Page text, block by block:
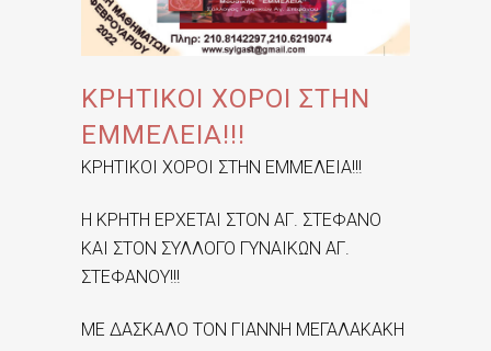
ΚΡΗΤΙΚΟΙ ΧΟΡΟΙ ΣΤΗΝ
ΕΜΜΕΛΕΙΑ!!!
ΚΡΗΤΙΚΟΙ ΧΟΡΟΙ ΣΤΗΝ ΕΜΜΕΛΕΙΑ!!!
Η ΚΡΗΤΗ ΕΡΧΕΤΑΙ ΣΤΟΝ ΑΓ. ΣΤΕΦΑΝΟ
ΚΑΙ ΣΤΟΝ ΣΥΛΛΟΓΟ ΓΥΝΑΙΚΩΝ ΑΓ.
ΣΤΕΦΑΝΟΥ!!!
ΜΕ ΔΑΣΚΑΛΟ ΤΟΝ ΓΙΑΝΝΗ ΜΕΓΑΛΑΚΑΚΗ